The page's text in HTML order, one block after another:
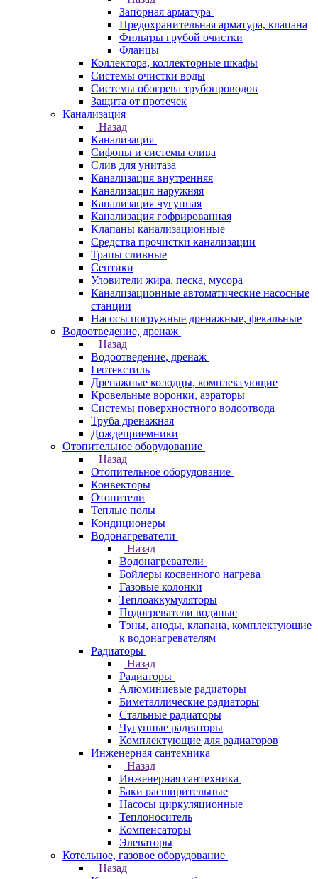
Запорная арматура
Предохранительная арматура, клапана
Фильтры грубой очистки
Фланцы
Коллектора, коллекторные шкафы
Системы очистки воды
Системы обогрева трубопроводов
Защита от протечек
Канализация
Назад
Канализация
Сифоны и системы слива
Слив для унитаза
Канализация внутренняя
Канализация наружняя
Канализация чугунная
Канализация гофрированная
Клапаны канализационные
Средства прочистки канализации
Трапы сливные
Септики
Уловители жира, песка, мусора
Канализационные автоматические насосные
станции
Насосы погружные дренажные, фекальные
Водоотведение, дренаж
Назад
Водоотведение, дренаж
Геотекстиль
Дренажные колодцы, комплектующие
Кровельные воронки, аэраторы
Системы поверхностного водоотвода
Труба дренажная
Дождеприемники
Отопительное оборудование
Назад
Отопительное оборудование
Конвекторы
Отопители
Теплые полы
Кондиционеры
Водонагреватели
Назад
Водонагреватели
Бойлеры косвенного нагрева
Газовые колонки
Теплоаккумуляторы
Подогреватели водяные
Тэны, аноды, клапана, комплектующие
к водонагревателям
Радиаторы
Назад
Радиаторы
Алюминиевые радиаторы
Биметаллические радиаторы
Стальные радиаторы
Чугунные радиаторы
Комплектующие для радиаторов
Инженерная сантехника
Назад
Инженерная сантехника
Баки расширительные
Насосы циркуляционные
Теплоноситель
Компенсаторы
Элеваторы
Котельное, газовое оборудование
Назад